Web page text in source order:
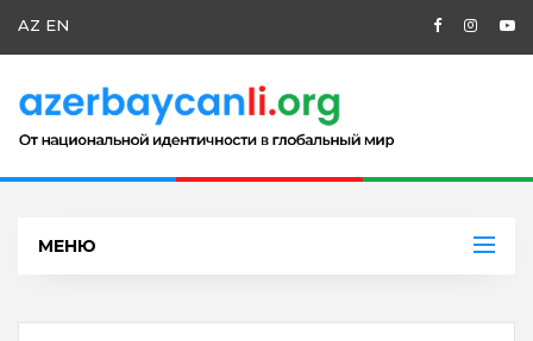
AZ EN
МЕНЮ